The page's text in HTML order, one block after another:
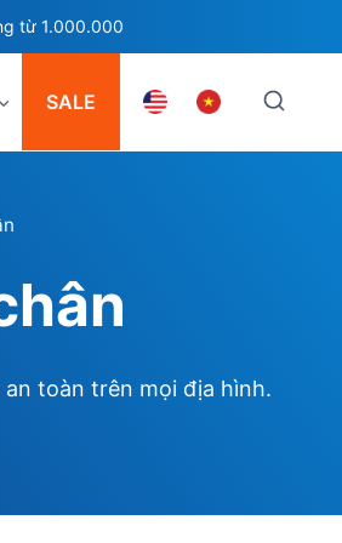
từ 1.000.000
SALE
toàn trên mọi địa hình.